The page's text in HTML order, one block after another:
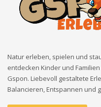
Natur erleben, spielen und
entdecken Kinder und
Gspon. Liebevoll gestaltete
Balancieren, Entspannen und